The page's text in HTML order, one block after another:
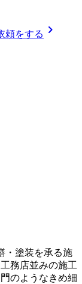
頼をする chevron_right
・塗装を承る施
務店並みの施工
のようなきめ細